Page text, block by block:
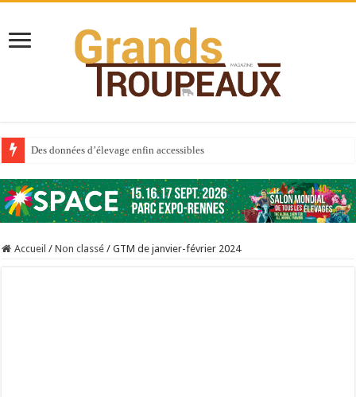
Des données d’élevage enfin accessibles
Au sommaire du premier numéro de 2025
Au sommaire de GTM 110
Aidez-nous à améliorer la santé de vos veaux !
Accueil / Non classé / GTM de janvier-février 2024